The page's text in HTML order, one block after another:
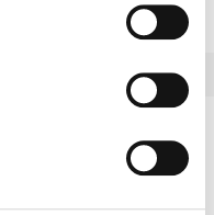
informations­